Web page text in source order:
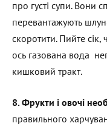
про густі супи. Вони
перевантажують
скоротити. Пийте сік,
ось газована вода
кишковий тракт.
8. Фрукти і овочі
правильного